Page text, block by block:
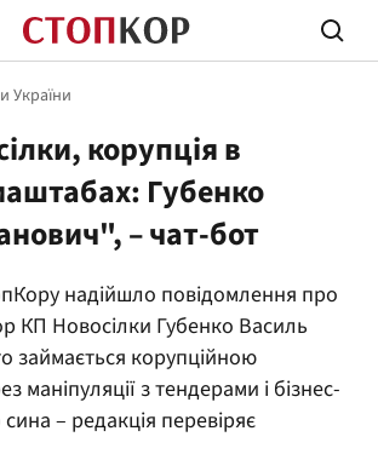
України
корупція в
Губенко
– чат-бот
надійшло повідомлення про
КП Новосілки Губенко Василь
займається корупційною
маніпуляції з тендерами і бізнес-
– редакція перевіряє